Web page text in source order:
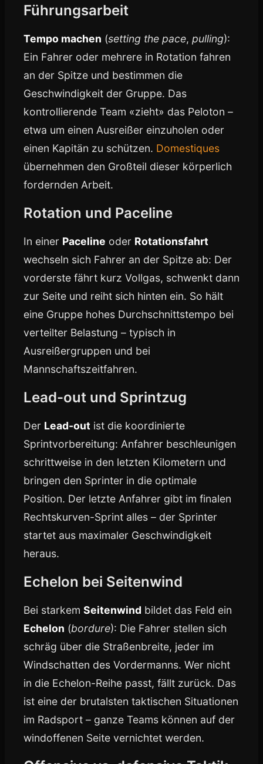
Führungsarbeit
Tempo machen (setting the pace, pulling):
Ein Fahrer oder mehrere in Rotation fahren
an der Spitze und bestimmen die
Geschwindigkeit der Gruppe. Das
kontrollierende Team «zieht» das Peloton –
etwa um einen Ausreißer einzuholen oder
einen Kapitän zu schützen. Domestiques
übernehmen den Großteil dieser körperlich
fordernden Arbeit.
Rotation und Paceline
In einer Paceline oder Rotationsfahrt
wechseln sich Fahrer an der Spitze ab: Der
vorderste fährt kurz Vollgas, schwenkt dann
zur Seite und reiht sich hinten ein. So hält
eine Gruppe hohes Durchschnittstempo bei
verteilter Belastung – typisch in
Ausreißergruppen und bei
Mannschaftszeitfahren.
Lead-out und Sprintzug
Der Lead-out ist die koordinierte
Sprintvorbereitung: Anfahrer beschleunigen
schrittweise in den letzten Kilometern und
bringen den Sprinter in die optimale
Position. Der letzte Anfahrer gibt im finalen
Rechtskurven-Sprint alles – der Sprinter
startet aus maximaler Geschwindigkeit
heraus.
Echelon bei Seitenwind
Bei starkem Seitenwind bildet das Feld ein
Echelon (bordure): Die Fahrer stellen sich
schräg über die Straßenbreite, jeder im
Windschatten des Vordermanns. Wer nicht
in die Echelon-Reihe passt, fällt zurück. Das
ist eine der brutalsten taktischen Situationen
im Radsport – ganze Teams können auf der
windoffenen Seite vernichtet werden.